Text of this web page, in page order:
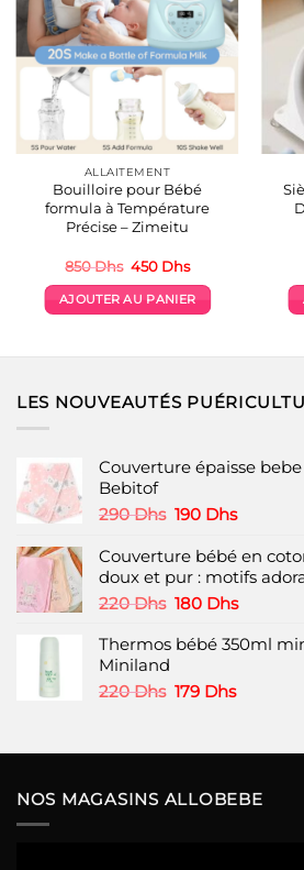
ALLAITEMENT
Bouilloire pour Bébé
formula à Température
Précise – Zimeitu
850Dhs Le
initial
était :
450 DhsLe
actuel
est :
AJOUTER AU PANIER
LES NOUVEAUTÉS
Couverture épaisse bebe
Bebitof
290Dhs Le
initial
était :
290 Dhs.
190 DhsLe
actuel
est :
190 Dhs.
Couverture bébé en
doux et pur : motifs
220Dhs Le
initial
220 Dhs.
180 DhsLe
actuel
Thermos bébé 350ml
Miniland
220Dhs Le
était :
179 DhsLe
est :
NOS MAGASINS ALLOBEBE